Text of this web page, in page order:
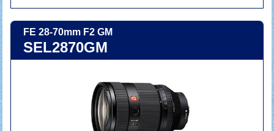
FE 28-70mm F2 GM
SEL2870GM